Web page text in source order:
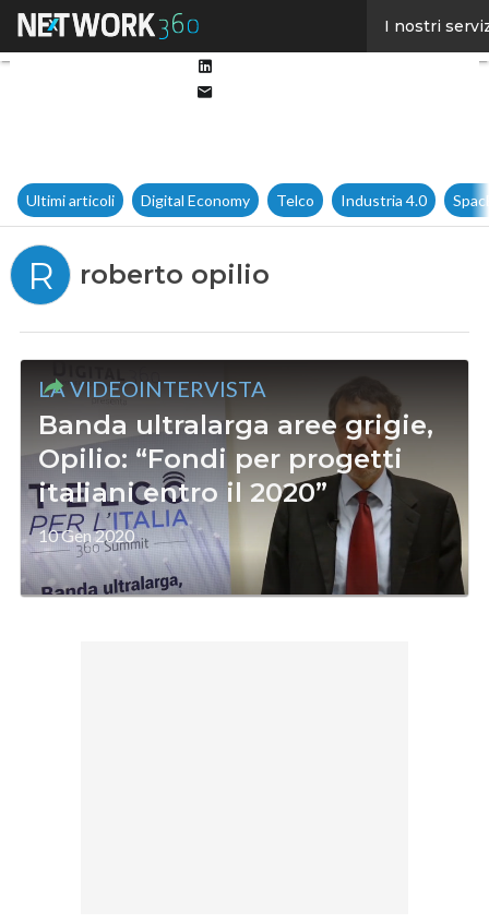
I nostri
Ultimi articoli Digital Economy Telco Industria 4.0
R roberto opilio
LA VIDEOINTERVISTA
Banda ultralarga aree grigie,
Opilio: “Fondi per progetti
italiani entro il 2020”
10 Gen 2020